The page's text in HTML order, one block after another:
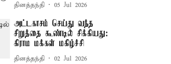
தினத்தந்தி 05 Jul 2026
அட்டகாசம் செய்து வந்த
சிறுத்தை கூண்டில் சிக்கியது:
கிராம மக்கள் மகிழ்ச்சி
தினத்தந்தி 02 Jul 2026